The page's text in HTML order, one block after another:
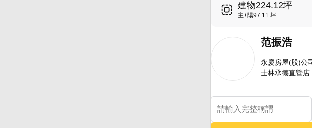
建物224.12坪
主+陽97.11 坪
范振浩
永慶房屋(股)公
士林承德直營店